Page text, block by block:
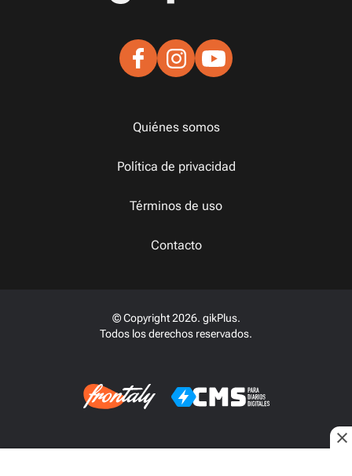
Quiénes somos
Política de privacidad
Términos de uso
Contacto
© Copyright 2026. gikPlus.
Todos los derechos reservados.